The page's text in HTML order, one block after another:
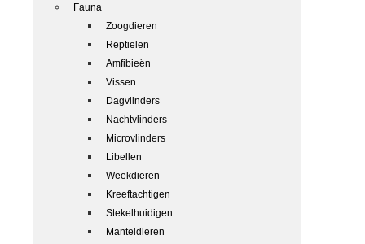
Fauna
Zoogdieren
Reptielen
Amfibieën
Vissen
Dagvlinders
Nachtvlinders
Microvlinders
Libellen
Weekdieren
Kreeftachtigen
Stekelhuidigen
Manteldieren